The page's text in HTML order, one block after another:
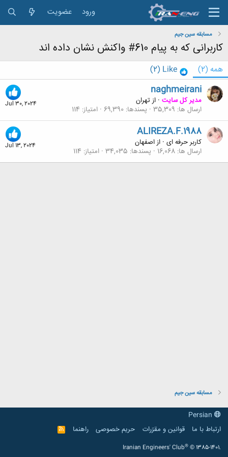
ورود عضویت
مسابقه سین جیم
کاربرانی که به پیام 610# واکنش نشان داده اند
همه (2)
Like
(2)
Jul 30, 2024
naghmeirani
مدیر کل سایت · ازتهران
ارسال ها 35,309 پسندها 69,390 امتیاز 114
Jul 13, 2024
ALIREZA.F.1988
کاربر حرفه ای · ازاصفهان
ارسال ها 16,068 پسندها 34,035 امتیاز 114
مسابقه سین جیم
ارتباط با ما
قوانین و مقرّرات حریم خصوصی راهنما
R
S
Iranian Engineers' Club® © 1385-1401.